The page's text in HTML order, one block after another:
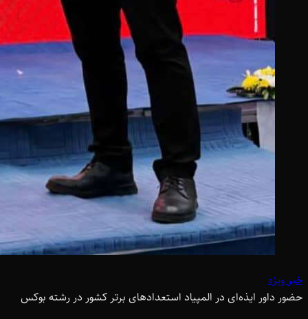
خبر ویژه
حضور داور ایذه‌ای در المپیاد استعدادهای برتر کشور در رشته بوکس